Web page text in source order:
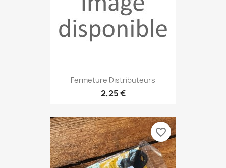
Fermeture Distributeurs
2,25 €
favorite_border